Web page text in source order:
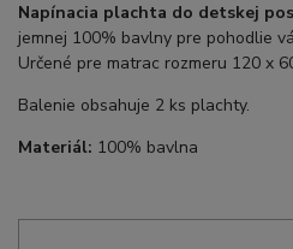
Napínacia plachta do detskej
jemnej 100% bavlny pre pohodlie
Určené pre matrac rozmeru 120 x
Balenie obsahuje 2 ks plachty.
Materiál: 100% bavlna